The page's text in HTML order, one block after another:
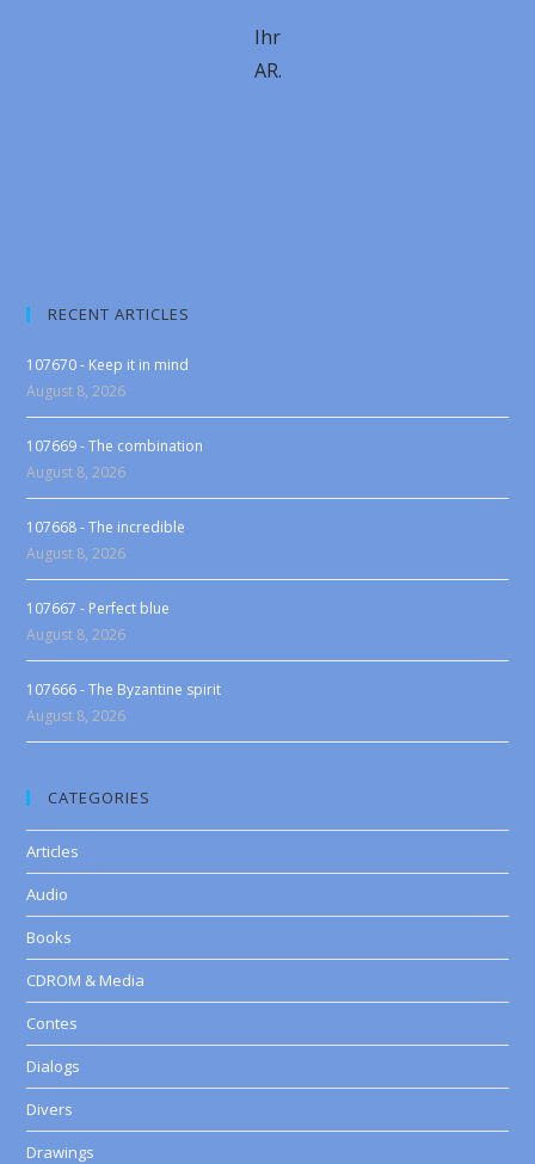
Ihr
AR.
RECENT ARTICLES
107670 - Keep it in mind
August 8, 2026
107669 - The combination
August 8, 2026
107668 - The incredible
August 8, 2026
107667 - Perfect blue
August 8, 2026
107666 - The Byzantine spirit
August 8, 2026
CATEGORIES
Articles
Audio
Books
CDROM & Media
Contes
Dialogs
Divers
Drawings